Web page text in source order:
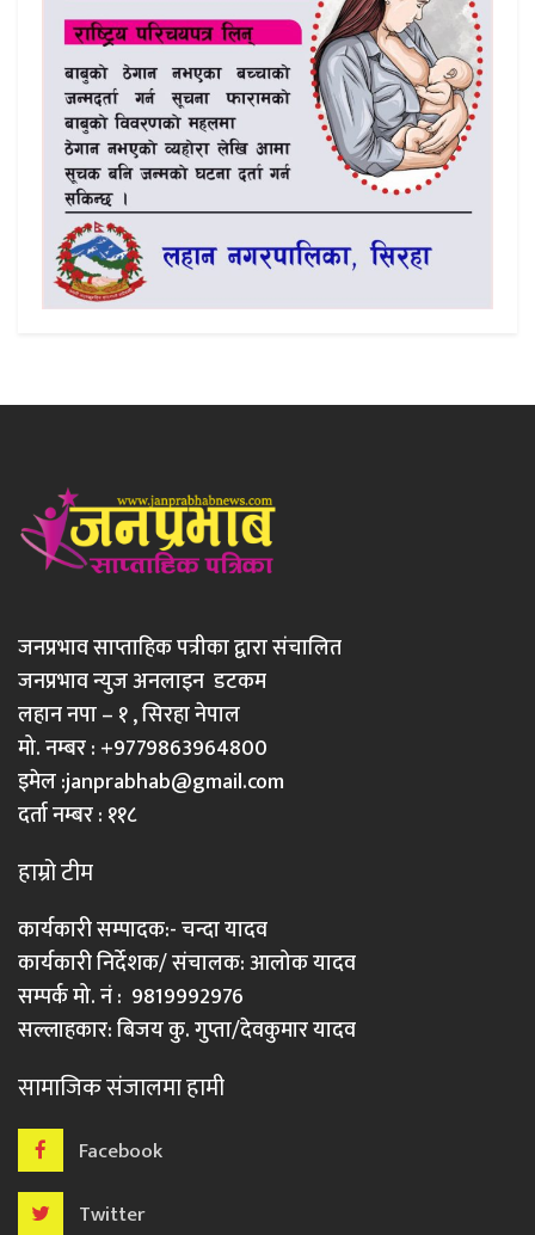
जनप्रभाव साप्ताहिक पत्रीका द्वारा संचालित
जनप्रभाव न्युज अनलाइन डटकम
लहान नपा – १ , सिरहा नेपाल
मो. नम्बर : +9779863964800
इमेल :janprabhab@gmail.com
दर्ता नम्बर : ११८
हाम्रो टीम
कार्यकारी सम्पादक:- चन्दा यादव
कार्यकारी निर्देशक/ संचालक: आलोक यादव
सम्पर्क मो. नं : 9819992976
सल्लाहकार: बिजय कु. गुप्ता/देवकुमार यादव
सामाजिक संजालमा हामी
Facebook
Twitter